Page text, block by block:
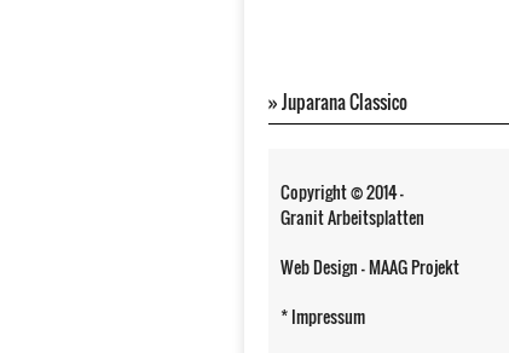
»Juparana Classico
Copyright © 2014 -
Granit Arbeitsplatten
Web Design - MAAG Projekt
* Impressum